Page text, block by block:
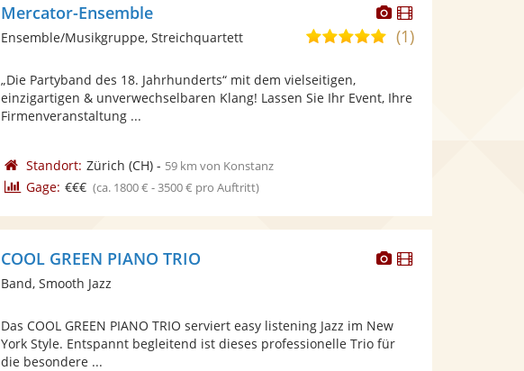
Dieser
Künstler
stellt
bereit.
Dieser
Künstler
Mercator-Ensemble
5,0
Sternen
(1)
Ensemble/Musikgruppe, Streichquartett
„Die Partyband des 18. Jahrhunderts“ mit dem vielseitigen,
einzigartigen & unverwechselbaren Klang! Lassen Sie Ihr Event, Ihre
Firmenveranstaltung ...
Standort: Zürich (CH)- 59 km von Konstanz
Gage: €€€ (ca. 1800 € - 3500 € pro Auftritt)
DieserDieser
COOL GREEN PIANO TRIO
Band, Smooth Jazz
Das COOL GREEN PIANO TRIO serviert easy listening Jazz im New
York Style. Entspannt begleitend ist dieses professionelle Trio für
die besondere ...